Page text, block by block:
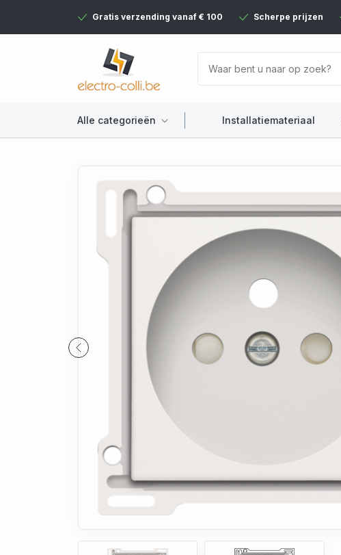
Gratis verzending vanaf € 100 Scherpe prijzen
Alle categorieën Installatiemateriaal